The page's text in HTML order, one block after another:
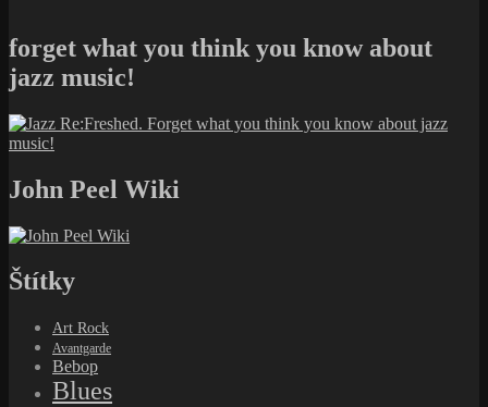
forget what you think you know about
jazz music!
John Peel Wiki
Štítky
Art Rock
Avantgarde
Bebop
Blues